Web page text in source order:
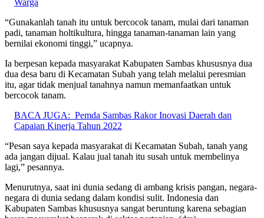
Warga
“Gunakanlah tanah itu untuk bercocok tanam, mulai dari tanaman
padi, tanaman holtikultura, hingga tanaman-tanaman lain yang
bernilai ekonomi tinggi,” ucapnya.
Ia berpesan kepada masyarakat Kabupaten Sambas khususnya dua
dua desa baru di Kecamatan Subah yang telah melalui peresmian
itu, agar tidak menjual tanahnya namun memanfaatkan untuk
bercocok tanam.
BACA JUGA: Pemda Sambas Rakor Inovasi Daerah dan
Capaian Kinerja Tahun 2022
“Pesan saya kepada masyarakat di Kecamatan Subah, tanah yang
ada jangan dijual. Kalau jual tanah itu susah untuk membelinya
lagi,” pesannya.
Menurutnya, saat ini dunia sedang di ambang krisis pangan, negara-
negara di dunia sedang dalam kondisi sulit. Indonesia dan
Kabupaten Sambas khususnya sangat beruntung karena sebagian